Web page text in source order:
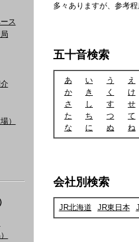
ス
）
多々ありますが、参考程
五十音検索
あ い う え
か
き く け
さ
し す せ
た
ち つ て
な
に ぬ ね
会社別検索
JR北海道 JR東日本